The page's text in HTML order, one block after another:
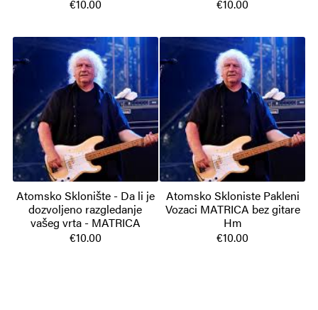
€10.00
€10.00
Atomsko Sklonište - Da li je
dozvoljeno razgledanje
vašeg vrta - MATRICA
€10.00
Atomsko Skloniste Pakleni
Vozaci MATRICA bez gitare
Hm
€10.00